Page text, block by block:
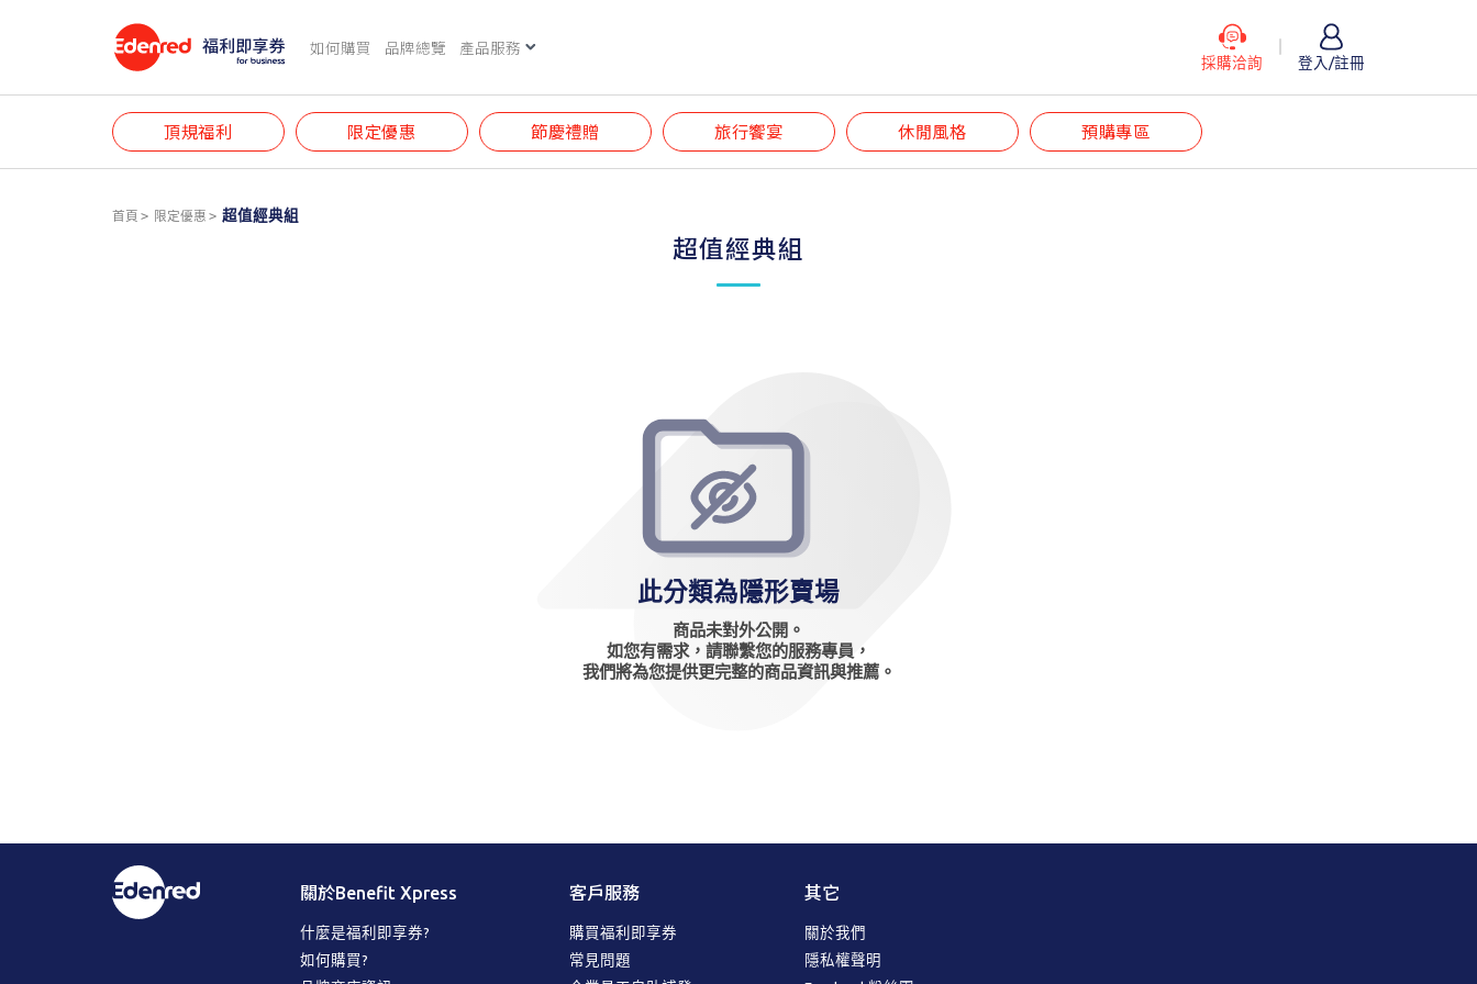
如何購買 品牌總覽
產品服務
採購洽詢
登入/註冊
頂規福利 限定優惠 節慶禮贈 旅行饗宴 休閒風格 預購專區
首頁 限定優惠 超值經典組
超值經典組
此分類為隱形賣場
商品未對外公開。
如您有需求，請聯繫您的服務專員，
我們將為您提供更完整的商品資訊與推薦。
關於Benefit Xpress
什麼是福利即享券?
如何購買?
客戶服務
購買福利即享券
常見問題
其它
關於我們
隱私權聲明